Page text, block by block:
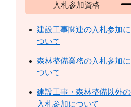
入札参加資格
建設工事関連の入札参加に
ついて
森林整備業務の入札参加に
ついて
建設工事・森林整備以外の
入札参加について